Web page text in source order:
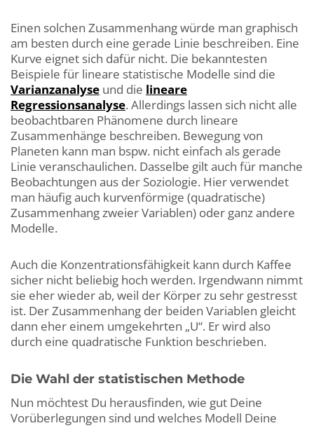
Einen solchen Zusammenhang würde man graphisch
am besten durch eine gerade Linie beschreiben. Eine
Kurve eignet sich dafür nicht. Die bekanntesten
Beispiele für lineare statistische Modelle sind die
Varianzanalyse und die lineare
Regressionsanalyse. Allerdings lassen sich nicht alle
beobachtbaren Phänomene durch lineare
Zusammenhänge beschreiben. Bewegung von
Planeten kann man bspw. nicht einfach als gerade
Linie veranschaulichen. Dasselbe gilt auch für manche
Beobachtungen aus der Soziologie. Hier verwendet
man häufig auch kurvenförmige (quadratische)
Zusammenhang zweier Variablen) oder ganz andere
Modelle.
Auch die Konzentrationsfähigkeit kann durch Kaffee
sicher nicht beliebig hoch werden. Irgendwann nimmt
sie eher wieder ab, weil der Körper zu sehr gestresst
ist. Der Zusammenhang der beiden Variablen gleicht
dann eher einem umgekehrten „U“. Er wird also
durch eine quadratische Funktion beschrieben.
Die Wahl der statistischen Methode
Nun möchtest Du herausfinden, wie gut Deine
Vorüberlegungen sind und welches Modell Deine